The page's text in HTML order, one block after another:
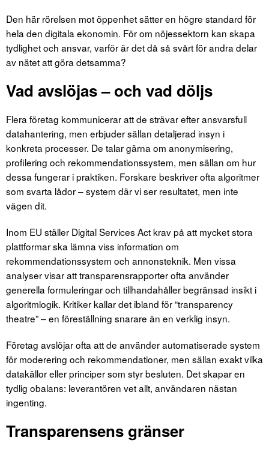
Den här rörelsen mot öppenhet sätter en högre standard för
hela den digitala ekonomin. För om nöjessektorn kan skapa
tydlighet och ansvar, varför är det då så svårt för andra delar
av nätet att göra detsamma?
Vad avslöjas – och vad döljs
Flera företag kommunicerar att de strävar efter ansvarsfull
datahantering, men erbjuder sällan detaljerad insyn i
konkreta processer. De talar gärna om anonymisering,
profilering och rekommendationssystem, men sällan om hur
dessa fungerar i praktiken. Forskare beskriver ofta algoritmer
som svarta lådor – system där vi ser resultatet, men inte
vägen dit.
Inom EU ställer Digital Services Act krav på att mycket stora
plattformar ska lämna viss information om
rekommendationssystem och annonsteknik. Men vissa
analyser visar att transparensrapporter ofta använder
generella formuleringar och tillhandahåller begränsad insikt i
algoritmlogik. Kritiker kallar det ibland för “transparency
theatre” – en föreställning snarare än en verklig insyn.
Företag avslöjar ofta att de använder automatiserade system
för moderering och rekommendationer, men sällan exakt vilka
datakällor eller principer som styr besluten. Det skapar en
tydlig obalans: leverantören vet allt, användaren nästan
ingenting.
Transparensens gränser